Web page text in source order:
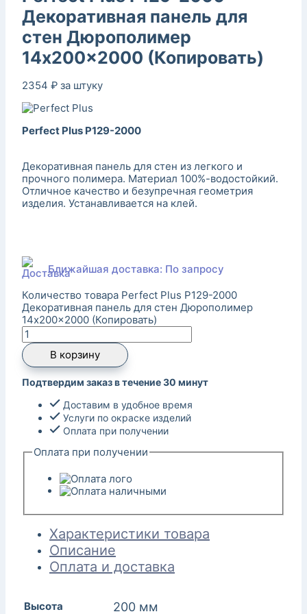
Декоративная панель для
стен Дюрополимер
14x200x2000 (Копировать)
2354 ₽ за штуку
Perfect Plus P129-2000
Декоративная панель для стен из легкого и
прочного полимера. Материал 100%-водостойкий.
Отличное качество и безупречная геометрия
изделия. Устанавливается на клей.
Ближайшая доставка: По запросу
Количество товара Perfect Plus P129-2000
Декоративная панель для стен Дюрополимер
14x200x2000 (Копировать)
В корзину
Подтвердим заказ в течение 30 минут
Доставим в удобное время
Услуги по окраске изделий
Оплата при получении
Оплата при получении
Характеристики товара
Описание
Оплата и доставка
Высота 200 мм